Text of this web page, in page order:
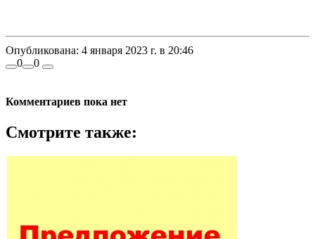
Опубликована: 4 января 2023 г. в 20:46
0
0
Комментариев пока нет
Смотрите также: